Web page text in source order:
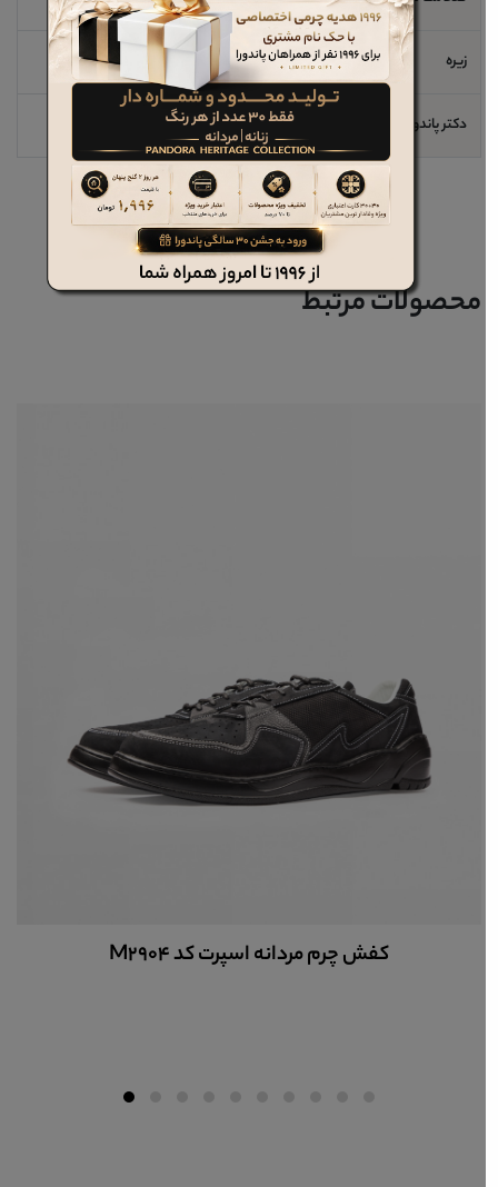
زیره
دکتر پاندورا خیر
محصولات مرتبط
کفش چرم مردانه اسپرت کد M4800